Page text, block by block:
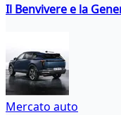
Il Benvivere e la
Mercato auto